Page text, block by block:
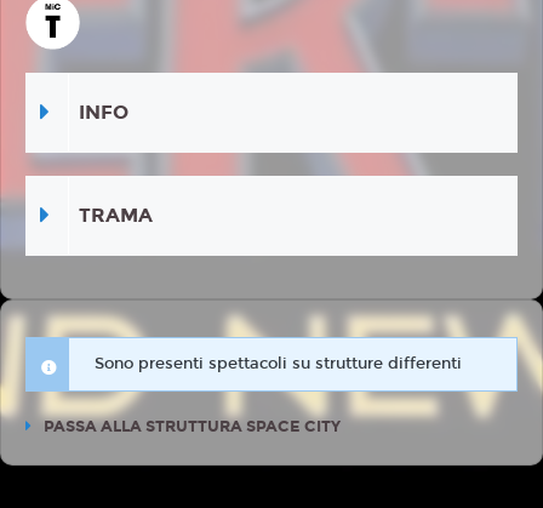
INFO
TRAMA
Sono presenti spettacoli su strutture differenti
PASSA ALLA STRUTTURA SPACE CITY